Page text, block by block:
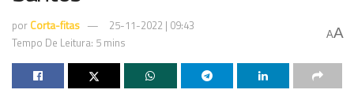
por Corta-fitas
25-11-2022 | 09:43
Tempo De Leitura: 5 mins
AA